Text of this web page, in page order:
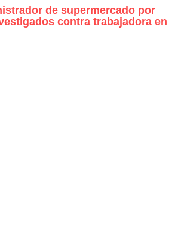
de supermercado por
contra trabajadora en